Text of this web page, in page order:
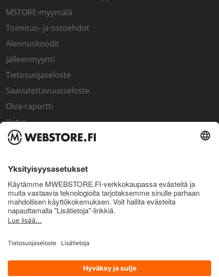
MSTORE-myymälä
Toimitus- ja ostoehdot
Alennuskoodit
Jälleenmyynti
Tietosuojaseloste
Saavutettavuusseloste
Oiva-raportti
Yritys
SISÄPIIRI
Sisäpiirin bonusohjelma
Uutiskirje
Uutiset ja artikkelit